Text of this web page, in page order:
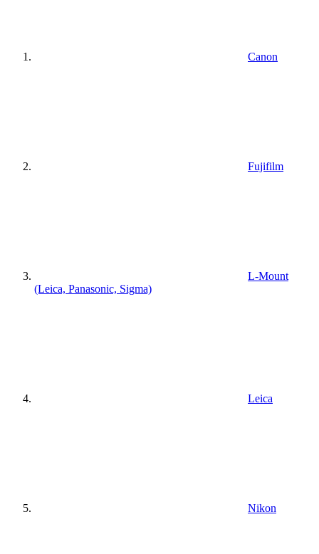
Canon
Fujifilm
L-Mount
(Leica, Panasonic, Sigma)
Leica
Nikon